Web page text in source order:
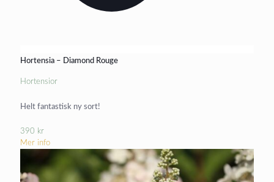
Hortensia – Diamond Rouge
Hortensior
Helt fantastisk ny sort!
390 kr
Mer info